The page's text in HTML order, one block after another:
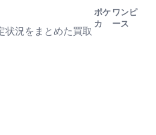
状況をまとめた買取
ポケ
カ
ワンピ
ース